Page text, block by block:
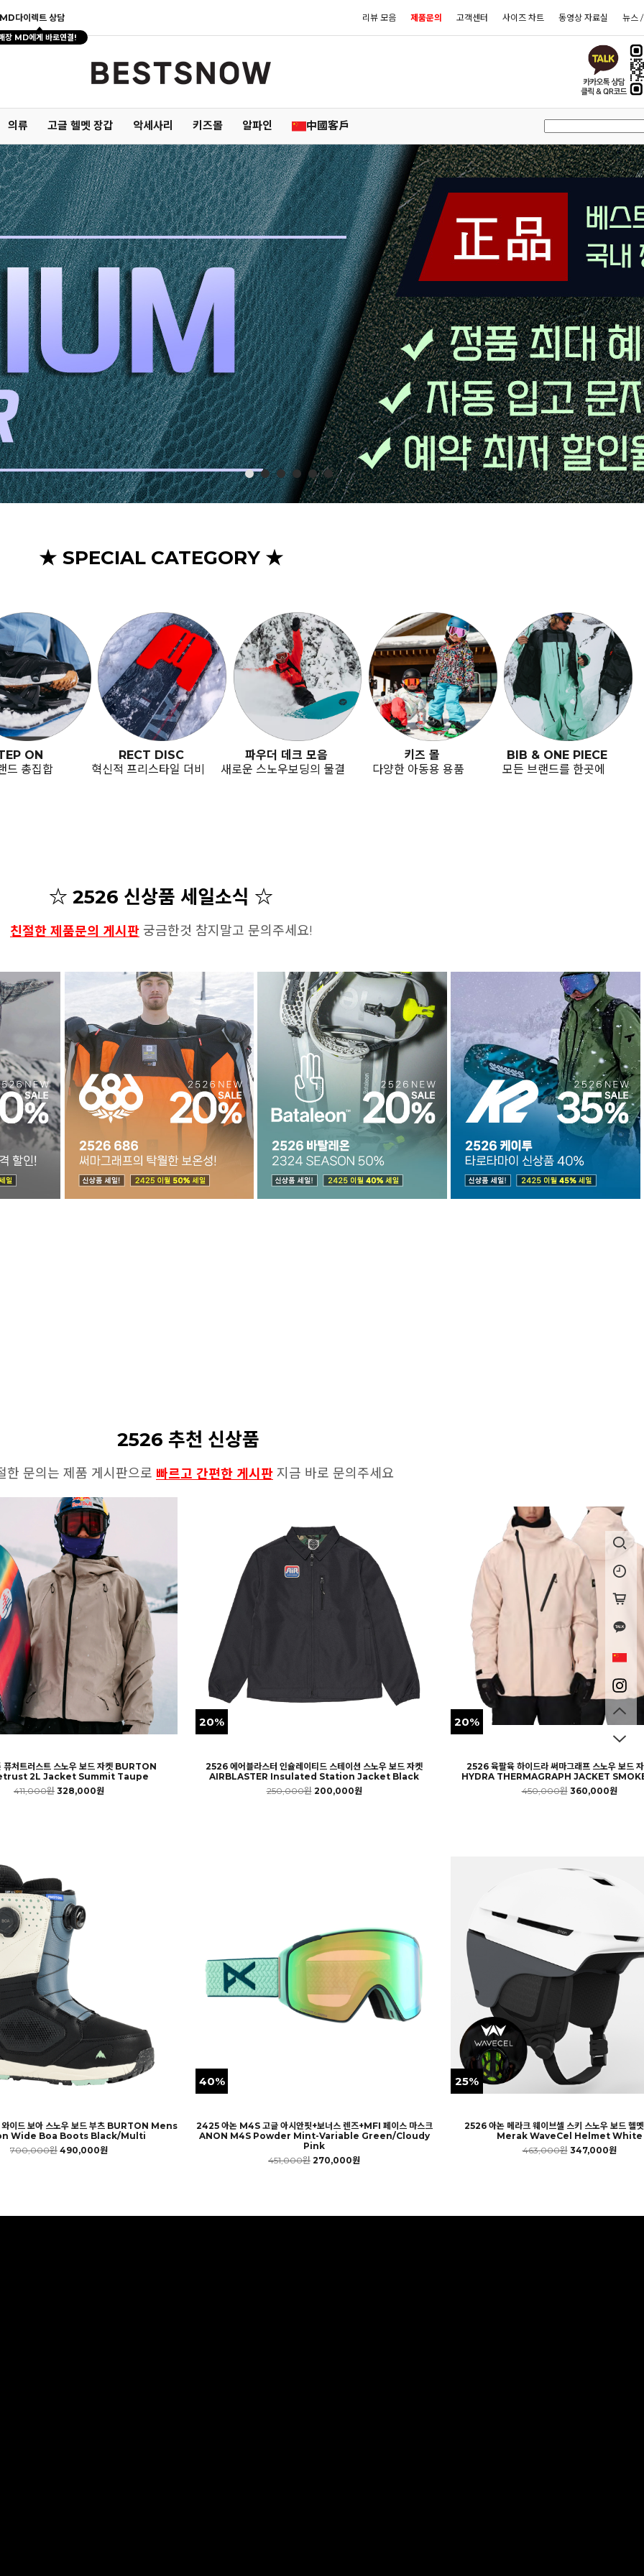
MD다이렉트 상담
장 MD에게 바로연결!
리뷰 모음 제품문의 고객센터 사이즈 차트 동영상 자료실 뉴스
의류 고글 헬멧 장갑 악세사리 키즈몰 알파인 中國客戶
★ SPECIAL CATEGORY ★
ON
드 총집합
RECT DISC
혁신적 프리스타일 더비
파우더 데크 모음
새로운 스노우보딩의 물결
키즈 몰
다양한 아동용 용품
BIB & ONE PIECE
모든 브랜드를 한곳에
☆ 2526 신상품 세일소식 ☆
친절한 제품문의 게시판 궁금한것 참지말고 문의주세요!
2526 추천 신상품
한 문의는 제품 게시판으로 빠르고 간편한 게시판 지금 바로 문의주세요
처트러스트 스노우 보드 자켓 BURTON
2L Jacket Summit Taupe
411,000원 328,000원
20%
2526 에어블라스터 인슐레이티드 스테이션 스노우 보드 자켓
AIRBLASTER Insulated Station Jacket Black
250,000원 200,000원
20%
2526 육팔육 하이드라 써마그래프 스노우 보드
HYDRA THERMAGRAPH JACKET
450,000원 360,000원
이드 보아 스노우 보드 부츠 BURTON Mens
Wide Boa Boots Black/Multi
700,000원 490,000원
40%
2425 아논 M4S 고글 아시안핏+보너스 렌즈+MFI 페이스 마스크
ANON M4S Powder Mint-Variable Green/Cloudy
Pink
451,000원 270,000원
25%
2526 아논 메라크 웨이브셀 스키 스노우 보드 헬
Merak WaveCel Helmet White
463,000원 347,000원